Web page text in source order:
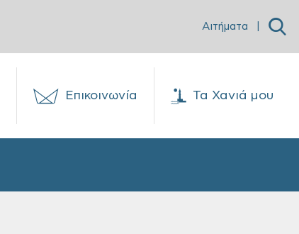
Αιτήματα
Επικοινωνία Τα Χανιά μου